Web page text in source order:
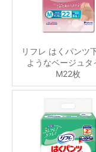
リフレ はくパンツ
ようなベージュタ
M22枚